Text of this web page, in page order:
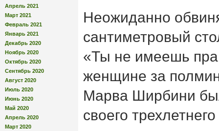
Апрель 2021
Март 2021
Февраль 2021
Январь 2021
Декабрь 2020
Ноябрь 2020
Октябрь 2020
Сентябрь 2020
Август 2020
Июль 2020
Июнь 2020
Май 2020
Апрель 2020
Март 2020
Неожиданно
сантиметровый
«Ты не имеешь
женщине за
Марва Ширбини
своего